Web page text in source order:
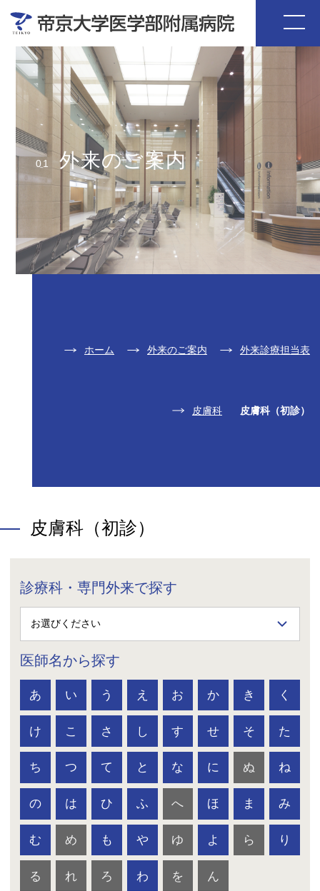
01 外来のご案内
ホーム 外来のご案内 外来診療担当表
皮膚科 皮膚科（初診）
皮膚科（初診）
診療科・専門外来で探す
医師名から探す
あ い う え お か き く
け こ さ し す せ そ た
ち つ て と な に ぬ ね
の は ひ ふ へ ほ ま み
む め も や ゆ よ ら り
る れ ろ わ を ん